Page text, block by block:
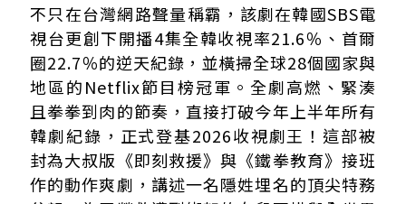
不只在台灣網路聲量稱霸，該劇在韓國SBS電
視台更創下開播4集全韓收視率21.6％、首爾
圈22.7％的逆天紀錄，並橫掃全球28個國家與
地區的Netflix節目榜冠軍。全劇高燃、緊湊
且拳拳到肉的節奏，直接打破今年上半年所有
韓劇紀錄，正式登基2026收視劇王！這部被
封為大叔版《即刻救援》與《鐵拳教育》接班
作的動作爽劇，講述一名隱姓埋名的頂尖特務